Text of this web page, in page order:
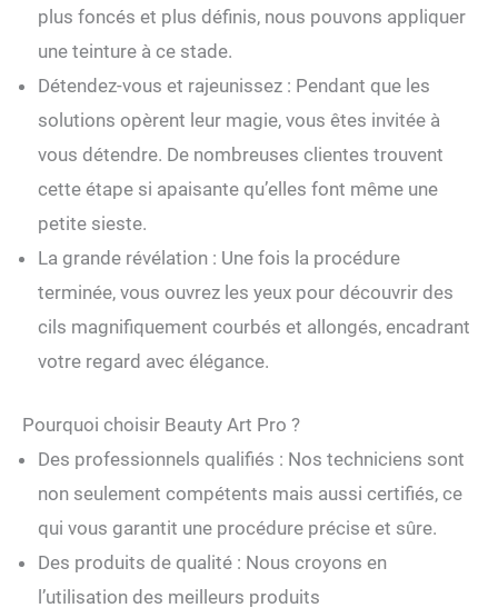
plus foncés et plus définis, nous pouvons appliquer
une teinture à ce stade.
Détendez-vous et rajeunissez : Pendant que les
solutions opèrent leur magie, vous êtes invitée à
vous détendre. De nombreuses clientes trouvent
cette étape si apaisante qu’elles font même une
petite sieste.
La grande révélation : Une fois la procédure
terminée, vous ouvrez les yeux pour découvrir des
cils magnifiquement courbés et allongés, encadrant
votre regard avec élégance.
Pourquoi choisir Beauty Art Pro ?
Des professionnels qualifiés : Nos techniciens sont
non seulement compétents mais aussi certifiés, ce
qui vous garantit une procédure précise et sûre.
Des produits de qualité : Nous croyons en
l’utilisation des meilleurs produits